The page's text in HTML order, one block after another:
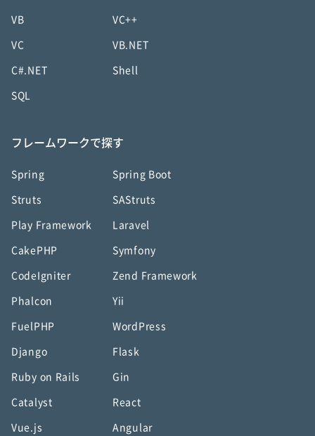
VB VC++
VC VB.NET
C#.NET Shell
SQL
フレームワークで探す
Spring Spring Boot
Struts SAStruts
Play Framework Laravel
CakePHP Symfony
CodeIgniter Zend Framework
Phalcon Yii
FuelPHP WordPress
Django Flask
Ruby on Rails Gin
Catalyst React
Vue.js Angular